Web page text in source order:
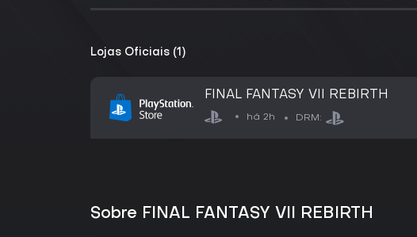
Lojas Oficiais (1)
FINAL FANTASY VII REBIRTH
há 2h DRM:
Sobre FINAL FANTASY VII REBIRTH